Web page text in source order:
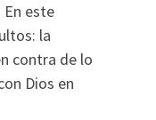
este
la
contra de lo
Dios en